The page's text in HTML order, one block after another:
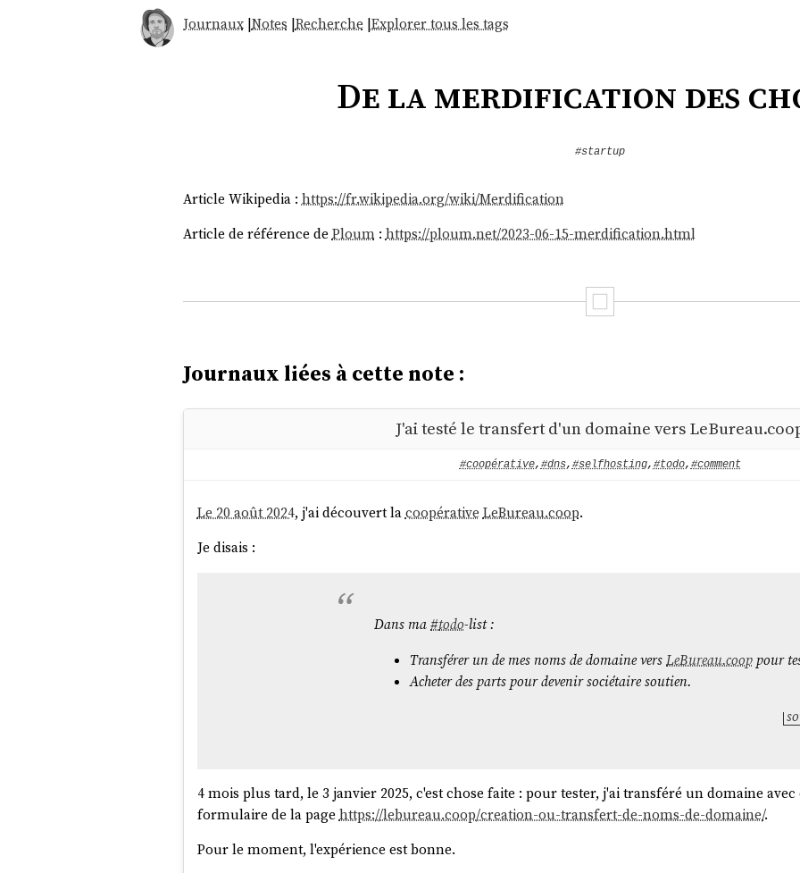
Journaux|Notes |Recherche |Explorer tous les tags
De la merdification des
#startup
Article Wikipedia : https://fr.wikipedia.org/wiki/Merdification
Article de référence dePloum:https://ploum.net/2023-06-15-merdification.html
Journaux liées à cette note :
J'ai testé le transfert d'un domaine vers
#coopérative, #dns, #selfhosting, #todo, #comment
Le 20 août 2024, j'ai découvert lacoopérative LeBureau.coop.
Je disais :
Dans ma#todo-list :
Transférer un de mes noms de domaine versLeBureau.cooppour
Acheter des parts pour devenir sociétaire soutien.
4 mois plus tard, le 3 janvier 2025, c'est chose faite : pour tester, j'ai transféré un domaine
formulaire de la page https://lebureau.coop/creation-ou-transfert-de-noms-de-domaine/.
Pour le moment, l'expérience est bonne.